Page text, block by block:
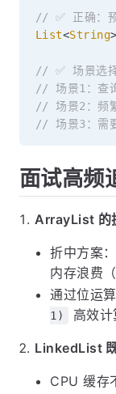
// ✅ 正确：
List<String>
// ✅ 场景选
// 场景1：查
// 场景2：频
// 场景3：
面试高频
ArrayList 的
折中方案
内存浪费
通过位运算
1)
高效计
LinkedList
CPU 缓存